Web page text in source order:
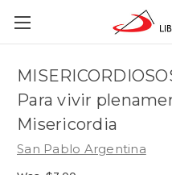
Para vivir
Misericordia
San Pablo Argentina